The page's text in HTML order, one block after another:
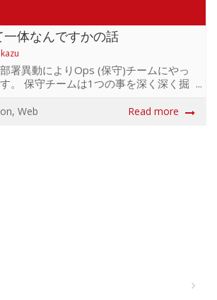
体なんですかの話
署異動によりOps (保守)チームにやっ
。 保守チームは1つの事を深く深く掘
りで毎日新鮮です。 そんな中、今日は社
「サーバとクライアント間で行われる
始から終了までのやり取り」 をセッシ
。 なんで必要なの ネットショッピング
, Web Read more